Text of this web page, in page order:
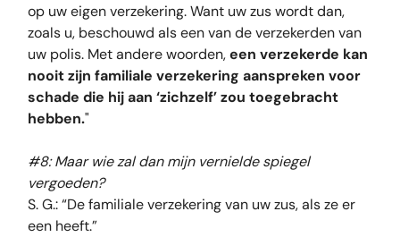
op uw eigen verzekering. Want uw zus wordt dan,
zoals u, beschouwd als een van de verzekerden van
uw polis. Met andere woorden,een verzekerde kan
nooit zijn familiale verzekering aanspreken voor
schade die hij aan ‘zichzelf’ zou toegebracht
hebben."
#8: Maar wie zal dan mijn vernielde spiegel
vergoeden?
S. G.: “De familiale verzekering van uw zus, als ze er
een heeft.”